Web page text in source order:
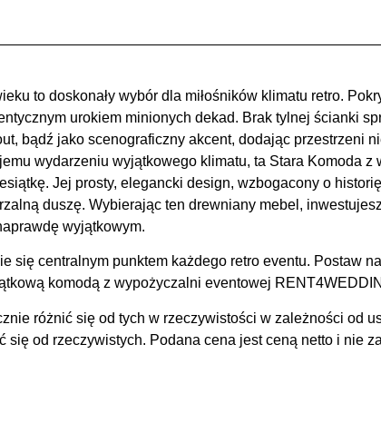
to doskonały wybór dla miłośników klimatu retro.
urokiem minionych dekad. Brak tylnej ścianki
bądź jako scenograficzny akcent, dodając przestrzeni
wydarzeniu wyjątkowego klimatu, ta Stara Komoda z
Jej prosty, elegancki design, wzbogacony o
duszę. Wybierając ten drewniany mebel,
wyjątkowym.
się centralnym punktem każdego retro eventu. Postaw
komodą z wypożyczalni eventowej
różnić się od tych w rzeczywistości w zależności od
od rzeczywistych. Podana cena jest ceną netto i nie